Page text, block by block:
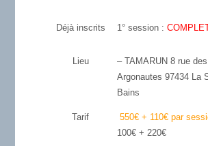
Déjà inscrits 1° session :
Lieu
– TAMARUN 8 rue des
Argonautes 97434 La
Bains
Tarif 550€ + 110€ par
100€ + 220€